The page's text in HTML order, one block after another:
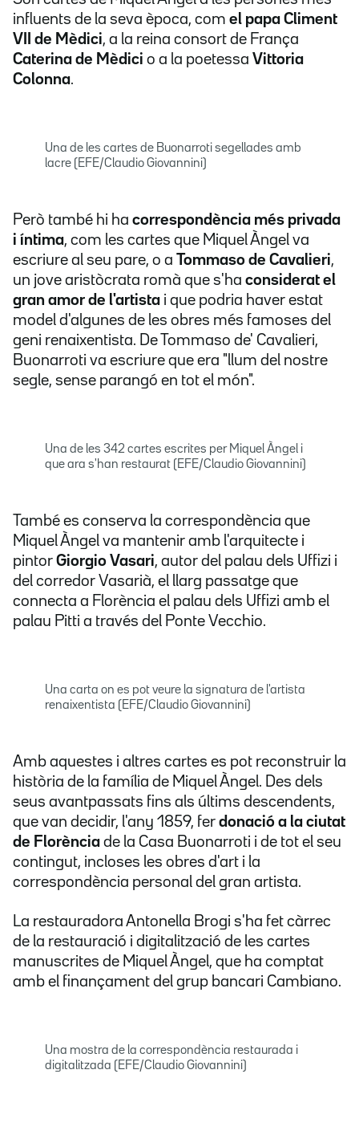
influents de la seva època, com el papa Climent
VII de Mèdici, a la reina consort de França
Caterina de Mèdici o a la poetessa Vittoria
Colonna.
Una de les cartes de Buonarroti segellades amb
lacre (EFE/Claudio Giovannini)
Però també hi ha correspondència més privada
i íntima, com les cartes que Miquel Àngel va
escriure al seu pare, o a Tommaso de Cavalieri,
un jove aristòcrata romà que s'ha considerat el
gran amor de l'artista i que podria haver estat
model d'algunes de les obres més famoses del
geni renaixentista. De Tommaso de' Cavalieri,
Buonarroti va escriure que era "llum del nostre
segle, sense parangó en tot el món".
Una de les 342 cartes escrites per Miquel Àngel i
que ara s'han restaurat (EFE/Claudio Giovannini)
També es conserva la correspondència que
Miquel Àngel va mantenir amb l'arquitecte i
pintor Giorgio Vasari, autor del palau dels Uffizi i
del corredor Vasarià, el llarg passatge que
connecta a Florència el palau dels Uffizi amb el
palau Pitti a través del Ponte Vecchio.
Una carta on es pot veure la signatura de l'artista
renaixentista (EFE/Claudio Giovannini)
Amb aquestes i altres cartes es pot reconstruir la
història de la família de Miquel Àngel. Des dels
seus avantpassats fins als últims descendents,
que van decidir, l'any 1859, fer donació a la ciutat
de Florència de la Casa Buonarroti i de tot el seu
contingut, incloses les obres d'art i la
correspondència personal del gran artista.
La restauradora Antonella Brogi s'ha fet càrrec
de la restauració i digitalització de les cartes
manuscrites de Miquel Àngel, que ha comptat
amb el finançament del grup bancari Cambiano.
Una mostra de la correspondència restaurada i
digitalitzada (EFE/Claudio Giovannini)